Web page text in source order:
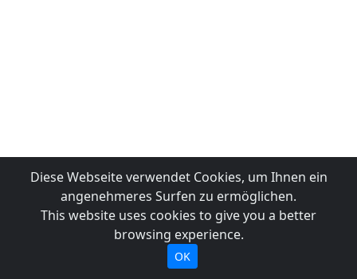
Diese Webseite verwendet Cookies, um Ihnen ein
angenehmeres Surfen zu ermöglichen.
This website uses cookies to give you a better
browsing experience.
OK